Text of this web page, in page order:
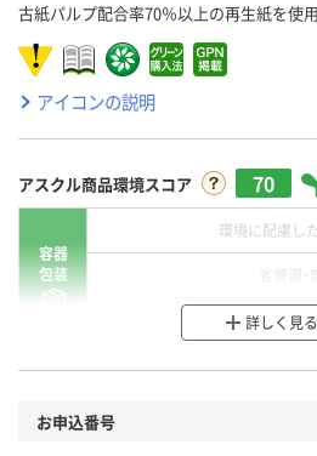
古紙パルプ配合率70％以上の再生紙を使
アイコンの説明
アスクル商品環境スコア 70
容器
包装
環境に配慮し
分別・リサイクル
本体
詳しく見る
お申込番号